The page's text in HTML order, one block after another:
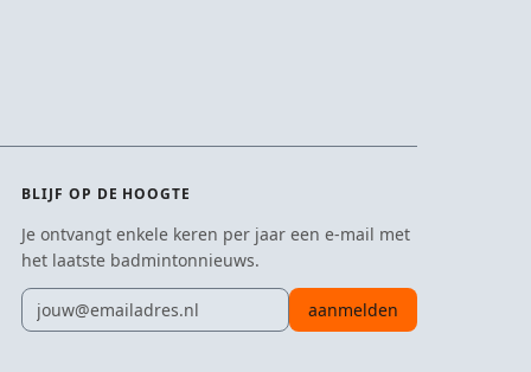
BLIJF OP DE HOOGTE
Je ontvangt enkele keren per jaar een e-mail met
het laatste badmintonnieuws.
E-mailadres
aanmelden